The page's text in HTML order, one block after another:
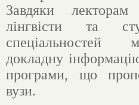
Завдяки
лінгвісти та
спеціальностей
докладну
програми, що
вузи.